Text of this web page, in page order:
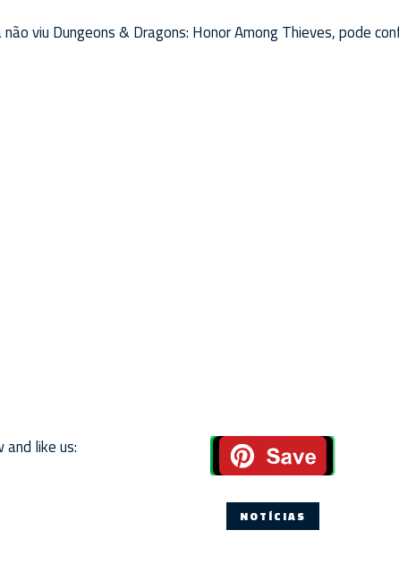
não viu Dungeons & Dragons: Honor Among Thieves, pode
like us:
NOTÍCIAS